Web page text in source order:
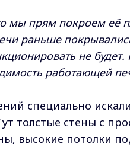
мы прям покроем её
раньше
не будет.
работающей
специально искали
толстые стены с
высокие потолки